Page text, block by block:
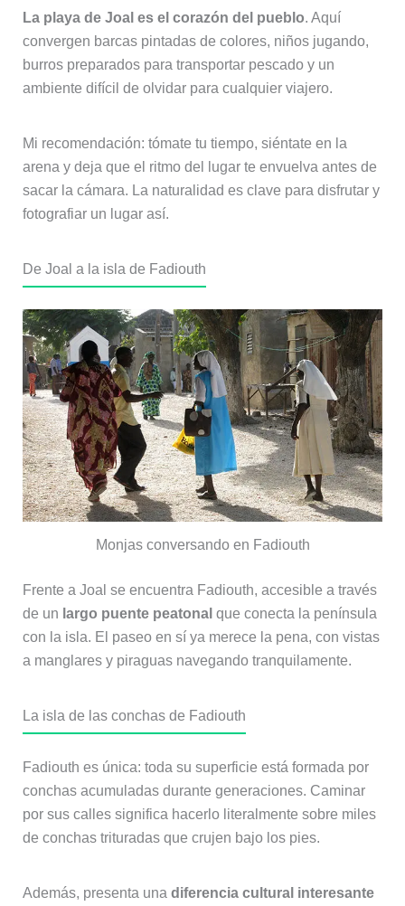
La playa de Joal es el corazón del pueblo. Aquí
convergen barcas pintadas de colores, niños jugando,
burros preparados para transportar pescado y un
ambiente difícil de olvidar para cualquier viajero.
Mi recomendación: tómate tu tiempo, siéntate en la
arena y deja que el ritmo del lugar te envuelva antes de
sacar la cámara. La naturalidad es clave para disfrutar y
fotografiar un lugar así.
De Joal a la isla de Fadiouth
Monjas conversando en Fadiouth
Frente a Joal se encuentra Fadiouth, accesible a través
de un largo puente peatonal que conecta la península
con la isla. El paseo en sí ya merece la pena, con vistas
a manglares y piraguas navegando tranquilamente.
La isla de las conchas de Fadiouth
Fadiouth es única: toda su superficie está formada por
conchas acumuladas durante generaciones. Caminar
por sus calles significa hacerlo literalmente sobre miles
de conchas trituradas que crujen bajo los pies.
Además, presenta una diferencia cultural interesante